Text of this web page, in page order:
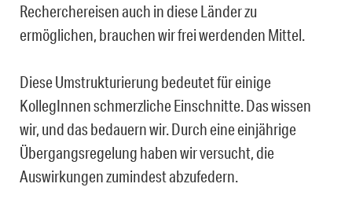
Recherchereisen auch in diese Länder zu
ermöglichen, brauchen wir frei werdenden Mittel.
Diese Umstrukturierung bedeutet für einige
KollegInnen schmerzliche Einschnitte. Das wissen
wir, und das bedauern wir. Durch eine einjährige
Übergangsregelung haben wir versucht, die
Auswirkungen zumindest abzufedern.